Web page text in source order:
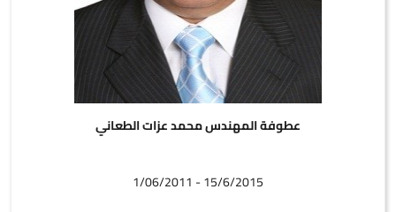
عطوفة المهندس محمد عزات الطعاني
15/6/2015 - 1/06/2011